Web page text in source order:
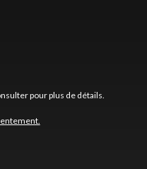
pour plus de détails.